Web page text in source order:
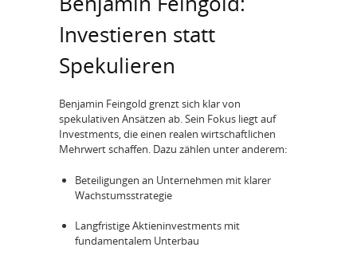
Investieren statt
Spekulieren
Benjamin Feingold grenzt sich klar von
spekulativen Ansätzen ab. Sein Fokus liegt auf
Investments, die einen realen wirtschaftlichen
Mehrwert schaffen. Dazu zählen unter anderem:
Beteiligungen an Unternehmen mit klarer
Wachstumsstrategie
Langfristige Aktieninvestments mit
fundamentalem Unterbau